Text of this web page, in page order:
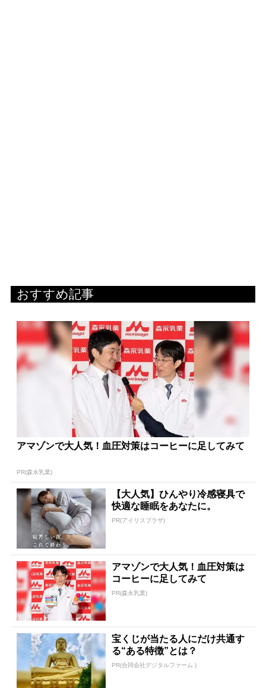
おすすめ記事
アマゾンで大人気！血圧対策はコーヒーに足してみて
PR(森永乳業)
【大人気】ひんやり冷感寝具で
快適な睡眠をあなたに。
PR(アイリスプラザ)
アマゾンで大人気！血圧対策は
コーヒーに足してみて
PR(森永乳業)
宝くじが当たる人にだけ共通す
る“ある特徴”とは？
PR(合同会社デジタルファーム )